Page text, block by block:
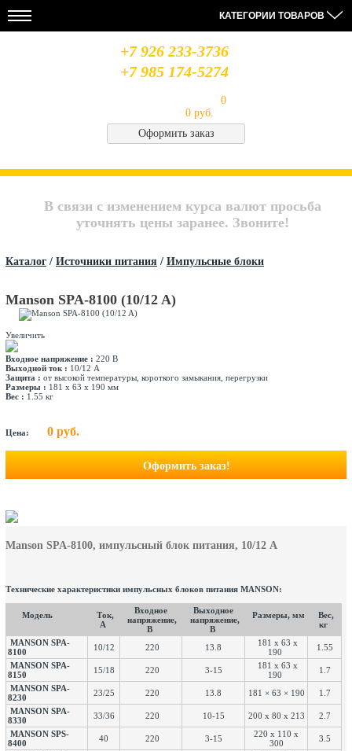
КАТЕГОРИИ ТОВАРОВ
+7 926 233-3736
+7 985 174-5274
0
0 руб.
Оформить заказ
НОВОСТИ
28.08.19
14.08.19
06.08.19
СОЦСЕТЯХВ связи с изменением курса валют просьба
уточнять цены заранее. Звоните!
Каталог / Источники питания / Импульсные блоки
Manson SPA-8100 (10/12 A)
Увеличить
Входное напряжение : 220 В
Выходной ток : 10/12 А
Защита : от высокой температуры, короткого замыкания, перегрузки
Размеры : 181 x 63 x 190 мм
Вес : 1.55 кг
Цена: 0 руб.
Оформить заказ!
Manson SPA-8100, импульсный блок питания, 10/12 A
Технические характеристики импульсных блоков питания MANSON:
Модель
Ток,
А
Входное
напряжение,
В
Выходное
напряжение,
В
Размеры, мм
Вес,
кг
MANSON SPA-
8100
10/12 220 13.8
181 x 63 x
190
1.55
MANSON SPA-
8150
15/18 220 3-15
181 x 63 x
190
1.7
MANSON SPA-
8230
23/25 220 13.8 181 × 63 × 190
1.7
MANSON SPA-
8330
33/36 220 10-15 200 х 80 х 213
2.7
MANSON SPS-
8400
40 220 3-15
220 х 110 х
300
3.5